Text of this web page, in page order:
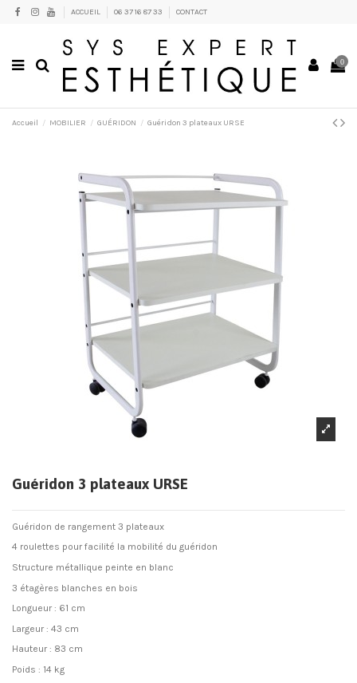
ACCUEIL 06 37 16 87 33 CONTACT
0
Accueil MOBILIER GUÉRIDON Guéridon 3 plateaux URSE
Guéridon 3 plateaux URSE
Guéridon de rangement 3 plateaux
4 roulettes pour facilité la mobilité du guéridon
Structure métallique peinte en blanc
3 étagères blanches en bois
Longueur : 61 cm
Largeur : 43 cm
Hauteur : 83 cm
Poids : 14 kg